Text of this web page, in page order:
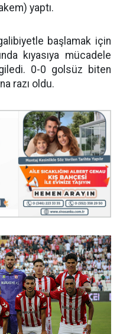
yaptı.
başlamak için
kıyasıya mücadele
0-0 golsüz biten
razı oldu.